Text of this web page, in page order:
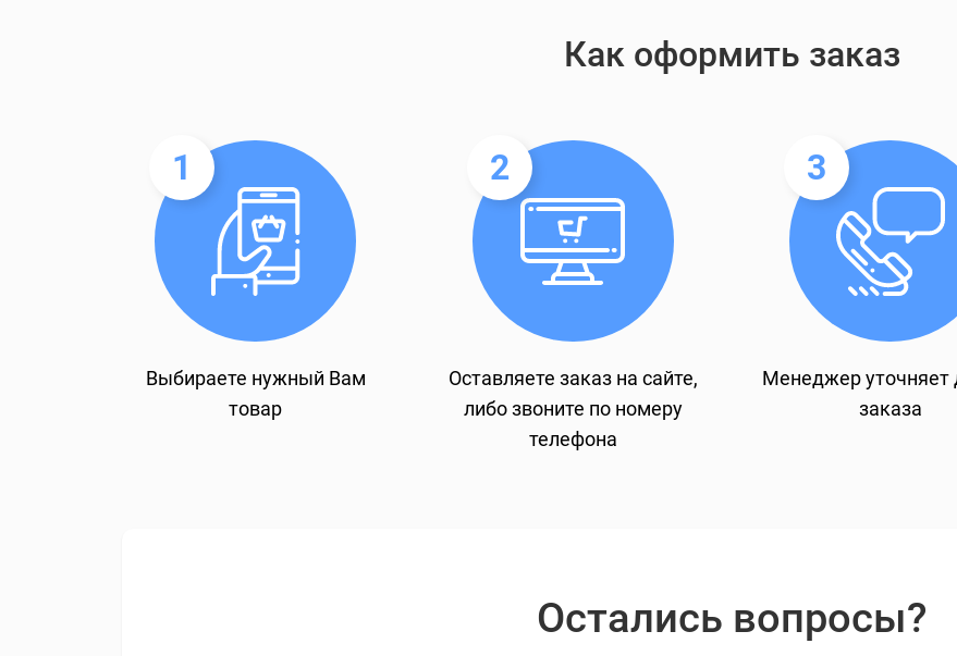
Как оформить заказ
1
Выбираете нужный Вам
товар
2
Оставляете заказ на сайте,
либо звоните по номеру
телефона
3
Менеджер уточняет
заказа
Остались вопросы?